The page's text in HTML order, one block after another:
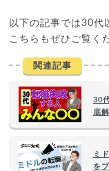
以下の記事では30代
こちらもぜひご覧く
関連記事
30
底
ミ
を